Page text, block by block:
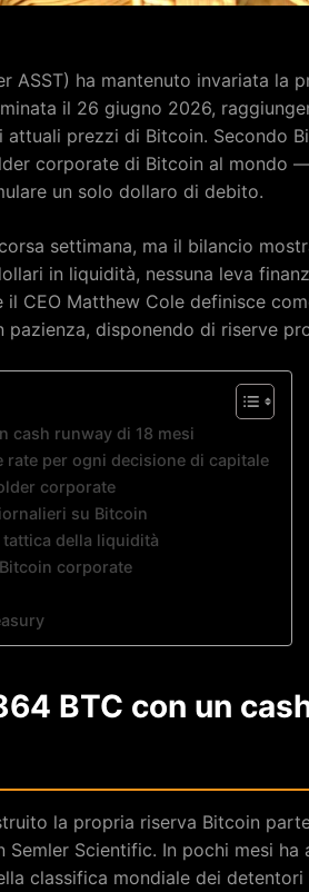
ASST) ha mantenuto invariata la
il 26 giugno 2026,
attuali prezzi di Bitcoin. Secondo
corporate di Bitcoin al mondo
un solo dollaro di debito.
settimana, ma il bilancio
in liquidità, nessuna leva
CEO Matthew Cole definisce
disponendo di riserve
cash runway di 18 mesi
per ogni decisione di capitale
corporate
su Bitcoin
della liquidità
corporate
BTC con un
la propria riserva Bitcoin
Scientific. In pochi mesi ha
classifica mondiale dei